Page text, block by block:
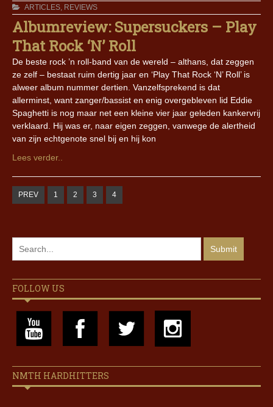
ARTICLES, REVIEWS
Albumreview: Supersuckers – Play
That Rock ‘N’ Roll
De beste rock ’n roll-band van de wereld – althans, dat zeggen
ze zelf – bestaat ruim dertig jaar en ‘Play That Rock ‘N’ Roll’ is
alweer album nummer dertien. Vanzelfsprekend is dat
allerminst, want zanger/bassist en enig overgebleven lid Eddie
Spaghetti is nog maar net een kleine vier jaar geleden kankervrij
verklaard. Hij was er, naar eigen zeggen, vanwege de alertheid
van zijn echtgenote snel bij en hij kon
Lees verder..
PREV 1 2 3 4
FOLLOW US
NMTH HARDHITTERS